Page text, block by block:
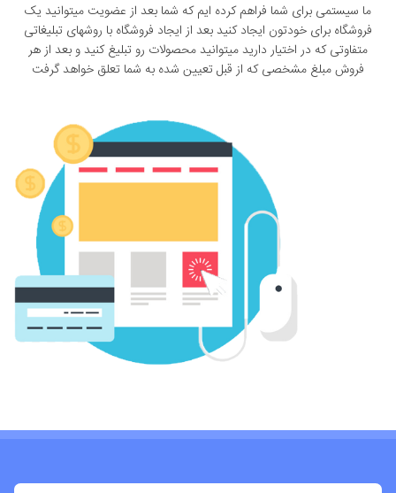
ما سیستمی برای شما فراهم کرده ایم که شما بعد از عضویت میتوانید یک
فروشگاه برای خودتون ایجاد کنید بعد از ایجاد فروشگاه با روشهای تبلیغاتی
متفاوتی که در اختیار دارید میتوانید محصولات رو تبلیغ کنید و بعد از هر
فروش مبلغ مشخصی که از قبل تعیین شده به شما تعلق خواهد گرفت